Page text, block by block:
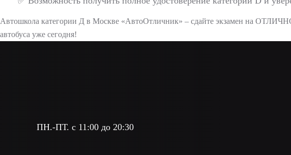
Автошкола категории Д в Москве «АвтоОтличник» – сдайте экзамен на
автобуса уже сегодня!
ПН.-ПТ. с 11:00 до 20:30